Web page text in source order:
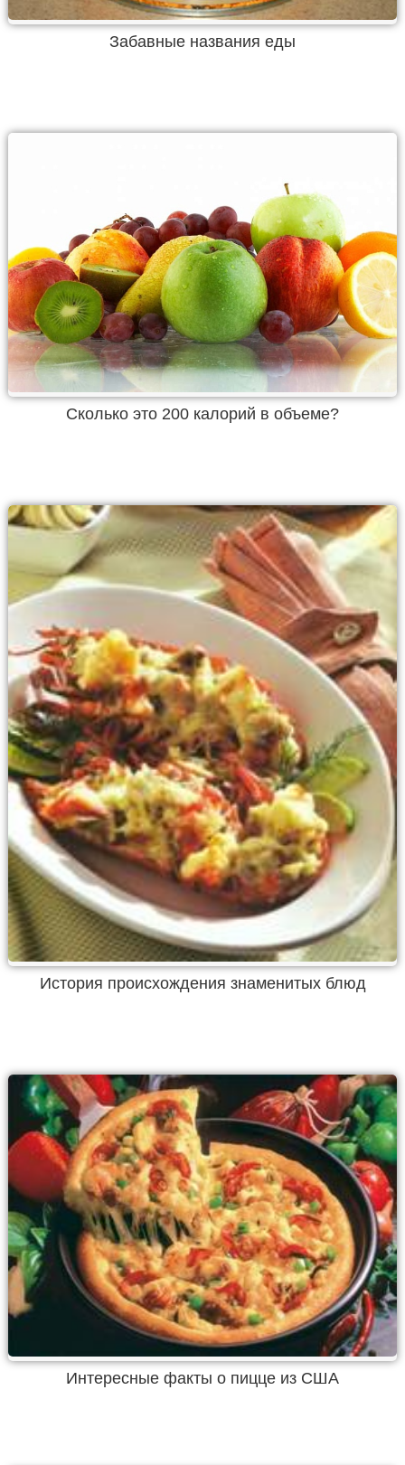
Забавные названия еды
Cколько это 200 калорий в объеме?
История происхождения знаменитых блюд
Интересные факты о пицце из США